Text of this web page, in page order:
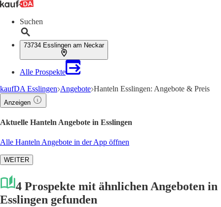
Suchen
73734 Esslingen am Neckar
Alle Prospekte
kaufDA Esslingen Angebote Hanteln Esslingen: Angebote & Preis
Anzeigen
Aktuelle Hanteln Angebote in Esslingen
Alle Hanteln Angebote in der App öffnen
WEITER
4 Prospekte mit ähnlichen Angeboten in
Esslingen gefunden